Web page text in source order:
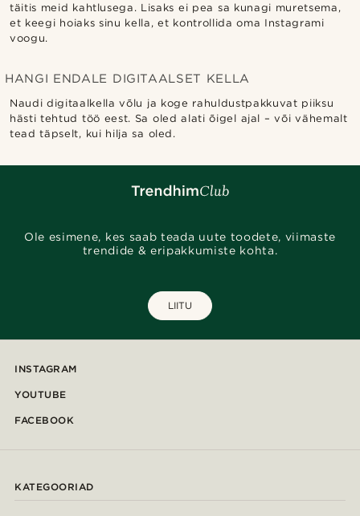
täitis meid kahtlusega. Lisaks ei pea sa kunagi muretsema,
et keegi hoiaks sinu kella, et kontrollida oma Instagrami
voogu.
HANGI ENDALE DIGITAALSET KELLA
Naudi digitaalkella võlu ja koge rahuldustpakkuvat piiksu
hästi tehtud töö eest. Sa oled alati õigel ajal – või vähemalt
tead täpselt, kui hilja sa oled.
Ole esimene, kes saab teada uute toodete, viimaste
trendide & eripakkumiste kohta.
LIITU
INSTAGRAM
YOUTUBE
FACEBOOK
KATEGOORIAD